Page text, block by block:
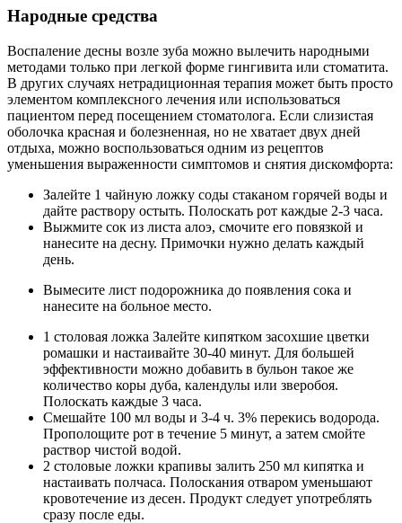
Народные средства
Воспаление десны возле зуба можно вылечить народными
методами только при легкой форме гингивита или стоматита.
В других случаях нетрадиционная терапия может быть просто
элементом комплексного лечения или использоваться
пациентом перед посещением стоматолога. Если слизистая
оболочка красная и болезненная, но не хватает двух дней
отдыха, можно воспользоваться одним из рецептов
уменьшения выраженности симптомов и снятия дискомфорта:
Залейте 1 чайную ложку соды стаканом горячей воды и
дайте раствору остыть. Полоскать рот каждые 2-3 часа.
Выжмите сок из листа алоэ, смочите его повязкой и
нанесите на десну. Примочки нужно делать каждый
день.
Вымесите лист подорожника до появления сока и
нанесите на больное место.
1 столовая ложка Залейте кипятком засохшие цветки
ромашки и настаивайте 30-40 минут. Для большей
эффективности можно добавить в бульон такое же
количество коры дуба, календулы или зверобоя.
Полоскать каждые 3 часа.
Смешайте 100 мл воды и 3-4 ч. 3% перекись водорода.
Прополощите рот в течение 5 минут, а затем смойте
раствор чистой водой.
2 столовые ложки крапивы залить 250 мл кипятка и
настаивать полчаса. Полоскания отваром уменьшают
кровотечение из десен. Продукт следует употреблять
сразу после еды.